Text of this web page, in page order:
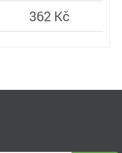
362 Kč